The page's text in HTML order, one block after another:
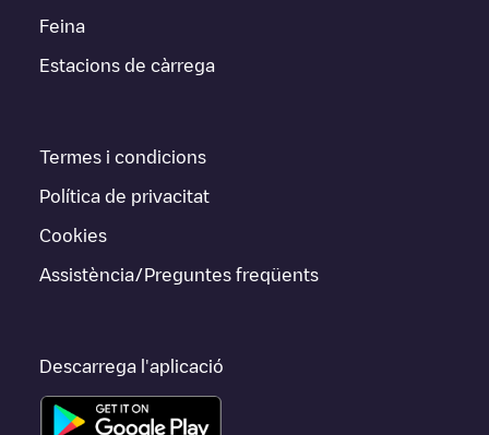
Feina
Estacions de càrrega
Termes i condicions
Política de privacitat
Cookies
Assistència/Preguntes freqüents
Descarrega l'aplicació